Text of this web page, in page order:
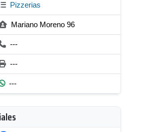
Pizzerias
Mariano Moreno 96
---
---
---